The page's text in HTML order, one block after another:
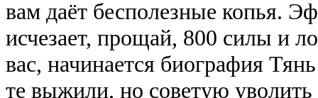
вам даёт бесполезные копья.
исчезает, прощай, 800 силы и
вас, начинается биография
те выжили, но советую